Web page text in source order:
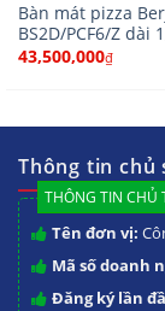
Bàn mát pizza
BS2D/PCF6/Z dài
43,500,000₫
Thông tin chủ
THÔNG TIN CHỦ
Tên đơn vị:
Mã số doanh
Đăng ký lần